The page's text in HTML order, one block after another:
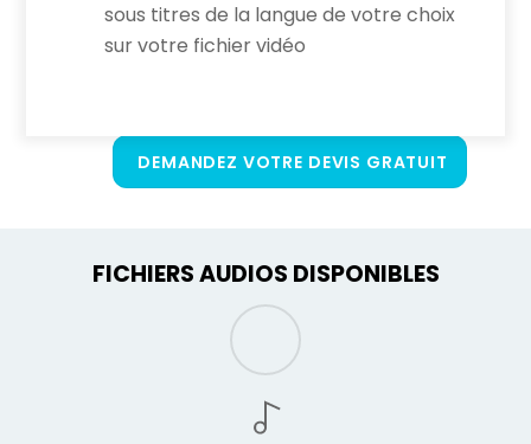
sous titres de la langue de votre choix
sur votre fichier vidéo
DEMANDEZ VOTRE DEVIS GRATUIT
FICHIERS AUDIOS DISPONIBLES